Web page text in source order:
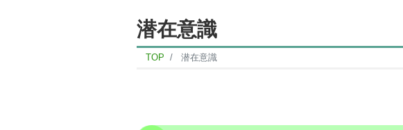
潜在意識
TOP 潜在意識